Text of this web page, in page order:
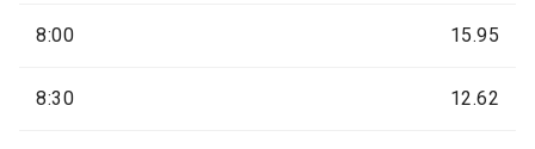
8:00 15.95
8:30 12.62